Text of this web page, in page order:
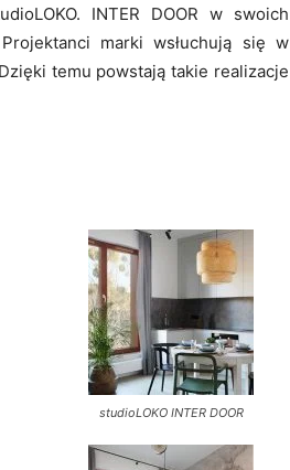
INTER DOOR w swoich
marki wsłuchują się w
temu powstają takie realizacje
studioLOKO INTER DOOR